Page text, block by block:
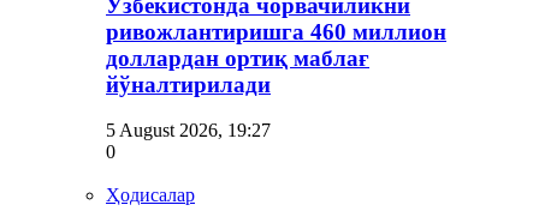
ривожлантиришга 460 миллион
доллардан ортиқ маблағ
йўналтирилади
5 August 2026, 19:27
0
Ҳодисалар